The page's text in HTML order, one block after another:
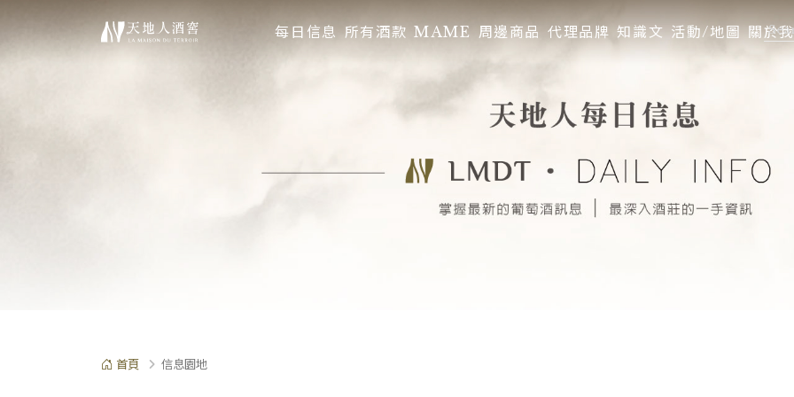
每日信息 所有酒款 MAME 周邊商品 代理品牌 知識文 活動/地圖 關於
首頁 信息園地